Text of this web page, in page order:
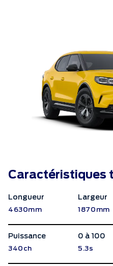
Caractéristiques
Longueur
4630mm
Largeur
1870mm
Puissance
340ch
0 à 100
5.3s